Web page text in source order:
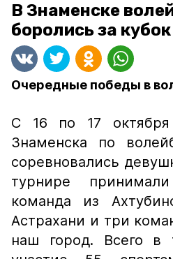
В Знаменске
боролись за
Очередные победы в
С 16 по 17 октября
Знаменска по
соревновались
турнире
команда из
Астрахани и три
наш город. Всего в